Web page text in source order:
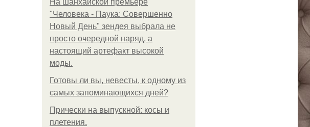
На шанхайской премьере
"Человека - Паука: Совершенно
Новый День" зендея выбрала не
просто очередной наряд, а
настоящий артефакт высокой
моды.
Готовы ли вы, невесты, к одному из
самых запоминающихся дней?
Прически на выпускной: косы и
плетения.